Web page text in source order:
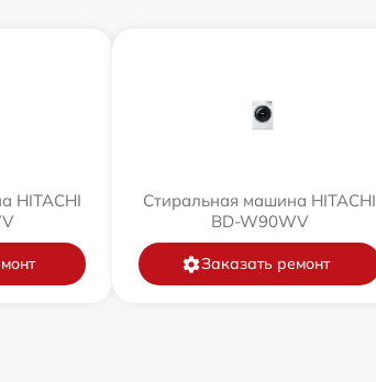
HITACHI
Стиральная машина HITACHI
BD-W90WV
Заказать ремонт